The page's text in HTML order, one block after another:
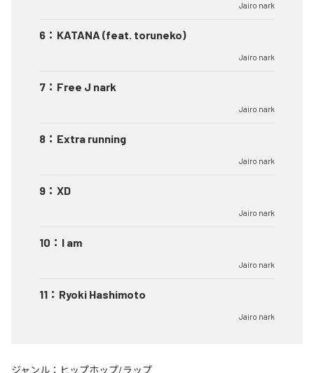
Jairo nark
6 ： KATANA (feat. toruneko)
Jairo nark
7 ： Free J nark
Jairo nark
8 ： Extra running
Jairo nark
9 ： XD
Jairo nark
10 ： I am
Jairo nark
11 ： Ryoki Hashimoto
Jairo nark
ジャンル： ヒップホップ/ラップ